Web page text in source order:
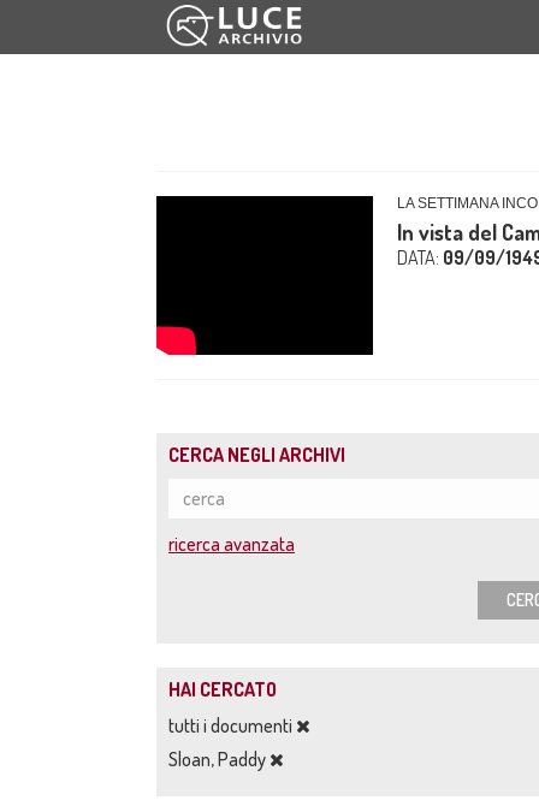
LA SETTIMANA
In vista del
DATA: 09/09/
CERCA NEGLI ARCHIVI
ricerca avanzata
HAI CERCATO
tutti i documenti
Sloan, Paddy